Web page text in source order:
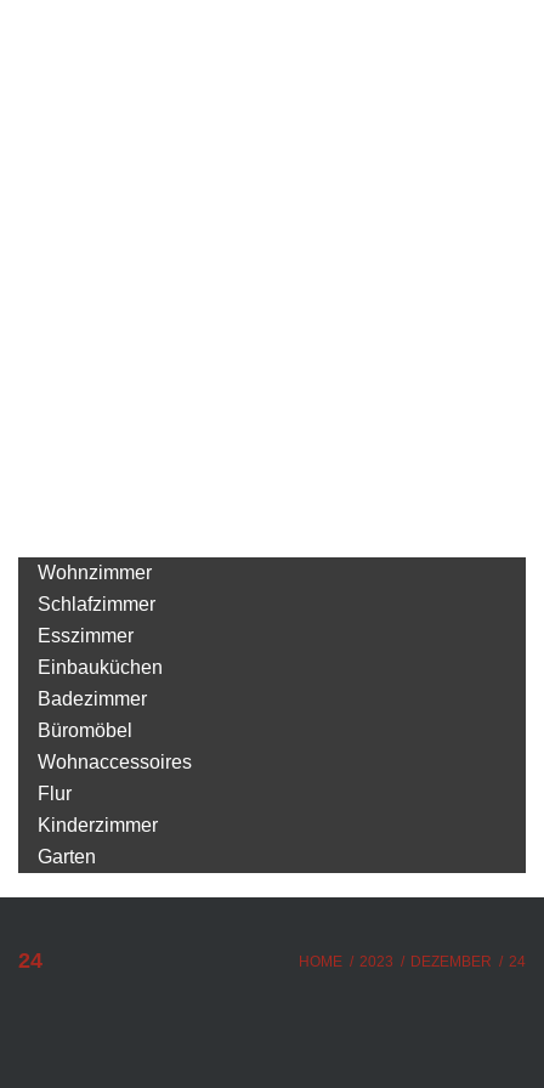
Wohnzimmer
Schlafzimmer
Esszimmer
Einbauküchen
Badezimmer
Büromöbel
Wohnaccessoires
Flur
Kinderzimmer
Garten
24 HOME / 2023 / DEZEMBER / 24